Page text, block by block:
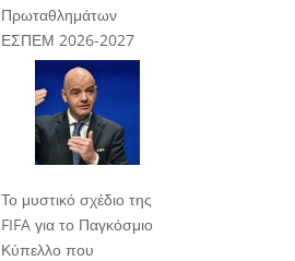
Πρωταθλημάτων
ΕΣΠΕΜ 2026-2027
Το μυστικό σχέδιο της
FIFA για το Παγκόσμιο
Κύπελλο που